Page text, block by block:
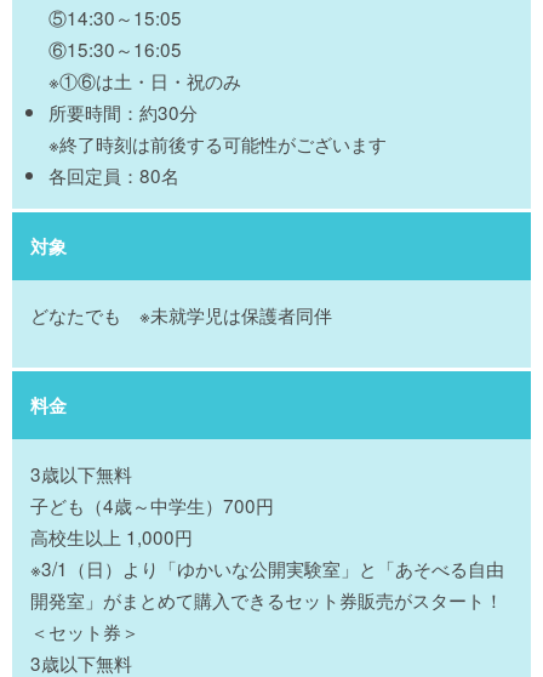
⑤14:30～15:05
⑥15:30～16:05
※①⑥は土・日・祝のみ
所要時間：約30分
※終了時刻は前後する可能性がございます
各回定員：80名
対象
どなたでも ※未就学児は保護者同伴
料金
3歳以下無料
子ども（4歳～中学生）700円
高校生以上 1,000円
※3/1（日）より「ゆかいな公開実験室」と「あそべる自由
開発室」がまとめて購入できるセット券販売がスタート！
＜セット券＞
3歳以下無料